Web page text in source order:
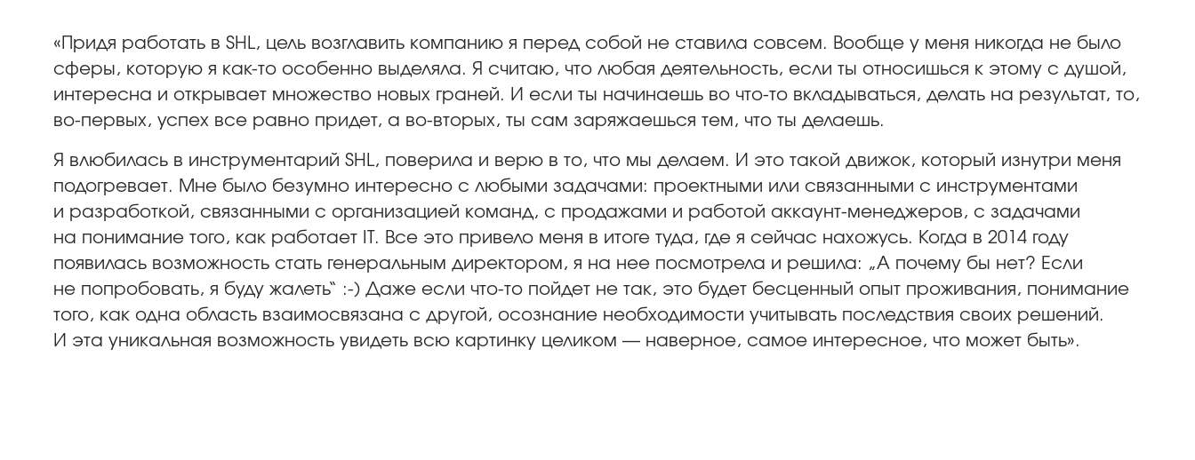
«Придя работать в SHL, цель возглавить компанию я перед собой не ставила совсем. Вообще у меня никогда не было
сферы, которую я как-то особенно выделяла. Я считаю, что любая деятельность, если ты относишься к этому с душой,
интересна и открывает множество новых граней. И если ты начинаешь во что-то вкладываться, делать на результат, то,
во-первых, успех все равно придет, а во-вторых, ты сам заряжаешься тем, что ты делаешь.
Я влюбилась в инструментарий SHL, поверила и верю в то, что мы делаем. И это такой движок, который изнутри меня
подогревает. Мне было безумно интересно с любыми задачами: проектными или связанными с инструментами
и разработкой, связанными с организацией команд, с продажами и работой аккаунт-менеджеров, с задачами
на понимание того, как работает IT. Все это привело меня в итоге туда, где я сейчас нахожусь. Когда в 2014 году
появилась возможность стать генеральным директором, я на нее посмотрела и решила: „А почему бы нет? Если
не попробовать, я буду жалеть“ :-) Даже если что-то пойдет не так, это будет бесценный опыт проживания, понимание
того, как одна область взаимосвязана с другой, осознание необходимости учитывать последствия своих решений.
И эта уникальная возможность увидеть всю картинку целиком — наверное, самое интересное, что может быть».